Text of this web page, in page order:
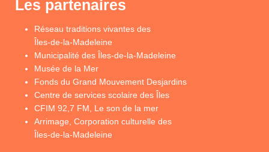
Les partenaires
Réseau traditions vivantes des
Îles-de-la-Madeleine
Municipalité des Îles-de-la-Madeleine
Musée de la Mer
Fonds du Grand Mouvement Desjardins
Centre de services scolaire des Îles
CFIM 92,7 FM, Le son de la mer
Arrimage, Corporation culturelle des
Îles-de-la-Madeleine